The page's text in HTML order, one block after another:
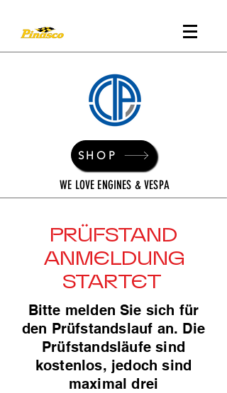
SHOP
WE LOVE ENGINES & VESPA
PRÜFSTAND
ANMELDUNG
STARTET
Bitte melden Sie sich für
den Prüfstandslauf an. Die
Prüfstandsläufe sind
kostenlos, jedoch sind
maximal drei